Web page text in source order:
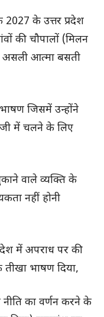
2027 के उत्तर प्रदेश
की चौपालों (मिलन
असली आत्मा बसती
जिसमें उन्होंने
में चलने के लिए
वाले व्यक्ति के
नहीं होनी
में अपराध पर की
तीखा भाषण दिया,
नीति का वर्णन करने के